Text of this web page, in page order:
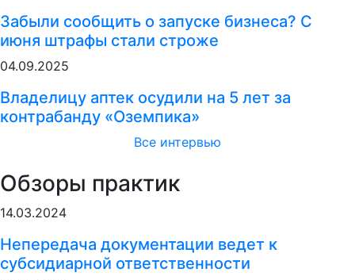
Забыли сообщить о запуске бизнеса? С
июня штрафы стали строже
04.09.2025
Владелицу аптек осудили на 5 лет за
контрабанду «Оземпика»
Все интервью
Обзоры практик
14.03.2024
Непередача документации ведет к
субсидиарной ответственности